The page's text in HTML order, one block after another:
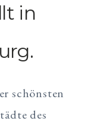
in
schönsten
des